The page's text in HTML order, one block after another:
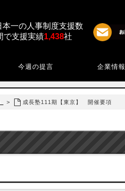
本一の人事制度支援数
で支援実績1,438社
今週の提言 企業情報
> 成長塾111期【東京】 開催要項